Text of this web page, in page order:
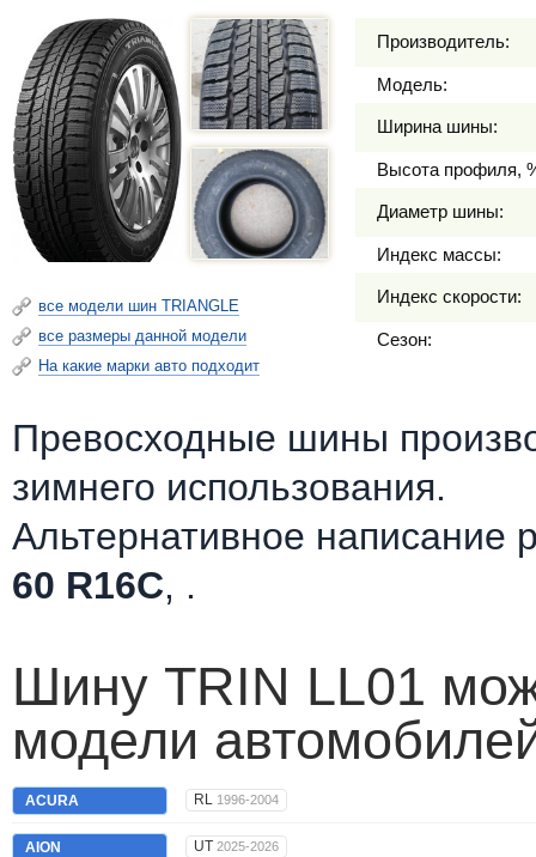
все модели шин TRIANGLE
все размеры данной модели
На какие марки авто подходит
Производитель:
Модель:
Ширина шины:
Высота профиля,
Диаметр шины:
Индекс массы:
Индекс скорости:
Сезон:
Превосходные шины
зимнего использования.
Альтернативное написание
60 R16C, .
Шину TRIN LL01
модели
ACURA RL 1996-2004
AION UT 2025-2026